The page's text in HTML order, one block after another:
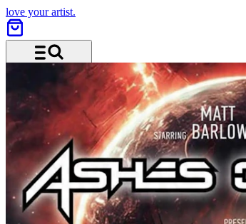
love your artist.
Menü und Suche